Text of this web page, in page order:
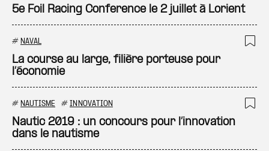
5e Foil Racing Conference le 2 juillet à Lorient
# NAVAL
La course au large, filière porteuse pour
l’économie
# NAUTISME # INNOVATION
Nautic 2019 : un concours pour l’innovation
dans le nautisme